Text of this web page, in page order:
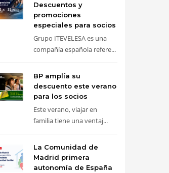
Descuentos y
promociones
especiales para socios
Grupo ITEVELESA es una
compañía española refere...
BP amplía su
descuento este verano
para los socios
Este verano, viajar en
familia tiene una ventaj...
La Comunidad de
Madrid primera
autonomía de España